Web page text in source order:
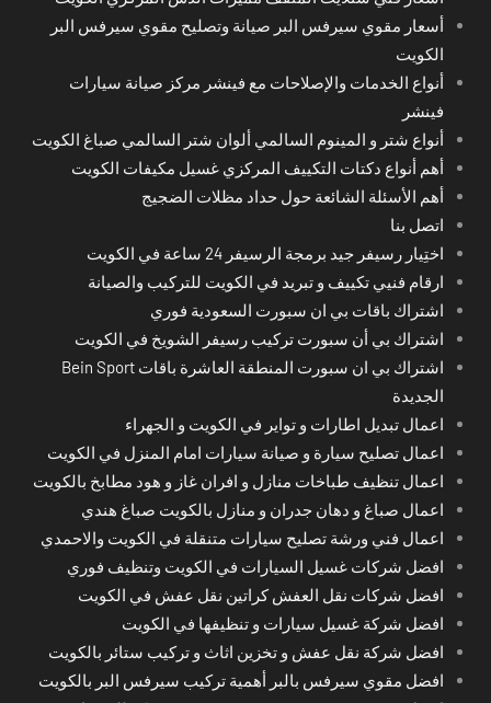
أسعار مقوي سيرفس البر صيانة وتصليح مقوي سيرفس البر
الكويت
أنواع الخدمات والإصلاحات مع فينشر مركز صيانة سيارات
فينشر
أنواع شتر و المينوم السالمي ألوان شتر السالمي صباغ الكويت
أهم أنواع دكتات التكييف المركزي غسيل مكيفات الكويت
أهم الأسئلة الشائعة حول حداد مظلات الضجيج
اتصل بنا
اختِيار رسيفر جيد برمجة الرسيفر 24 ساعة في الكويت
ارقام فنيي تكييف و تبريد في الكويت للتركيب والصيانة
اشتراك باقات بي ان سبورت السعودية فوري
اشتراك بي أن سبورت تركيب رسيفر الشويخ في الكويت
اشتراك بي ان سبورت المنطقة العاشرة باقات Bein Sport
الجديدة
اعمال تبديل اطارات و تواير في الكويت و الجهراء
اعمال تصليح سيارة و صيانة سيارات امام المنزل في الكويت
اعمال تنظيف طباخات منازل و افران غاز و هود مطابخ بالكويت
اعمال صباغ و دهان جدران و منازل بالكويت صباغ هندي
اعمال فني ورشة تصليح سيارات متنقلة في الكويت والاحمدي
افضل شركات غسيل السيارات في الكويت وتنظيف فوري
افضل شركات نقل العفش كراتين نقل عفش في الكويت
افضل شركة غسيل سيارات و تنظيفها في الكويت
افضل شركة نقل عفش و تخزين اثاث و تركيب ستائر بالكويت
افضل مقوي سيرفس بالبر أهمية تركيب سيرفس البر بالكويت